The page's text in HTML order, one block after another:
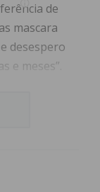
de
mascara
desespero
e meses”.
várias
dos